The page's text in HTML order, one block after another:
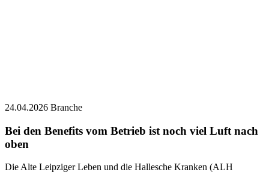
24.04.2026 Branche
Bei den Benefits vom Betrieb ist noch viel Luft nach
oben
Die Alte Leipziger Leben und die Hallesche Kranken (ALH